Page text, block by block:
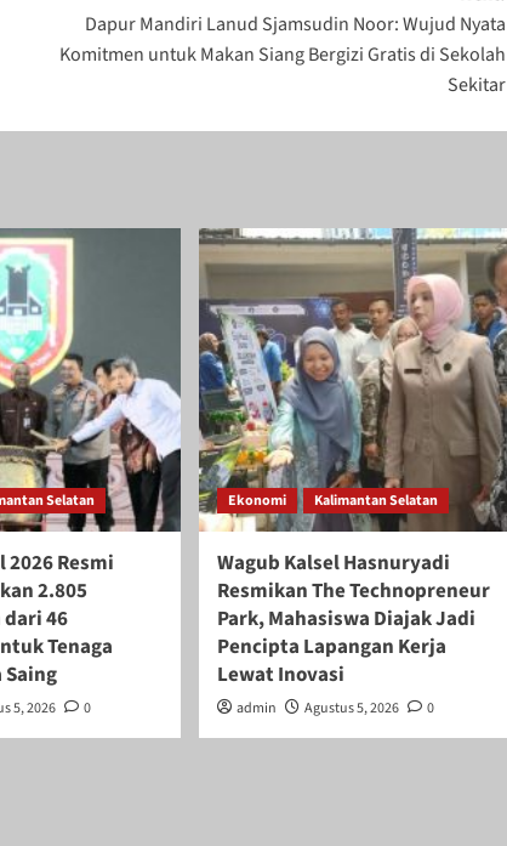
Dapur Mandiri Lanud Sjamsudin Noor: Wujud Nyata
Komitmen untuk Makan Siang Bergizi Gratis di Sekolah
Sekitar
Selatan
2026 Resmi
2.805
dari 46
Tenaga
Saing
5, 2026 0
Ekonomi Kalimantan Selatan
Wagub Kalsel Hasnuryadi
Resmikan The Technopreneur
Park, Mahasiswa Diajak Jadi
Pencipta Lapangan Kerja
Lewat Inovasi
admin Agustus 5, 2026 0